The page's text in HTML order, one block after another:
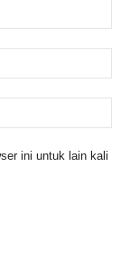
ini untuk lain kali